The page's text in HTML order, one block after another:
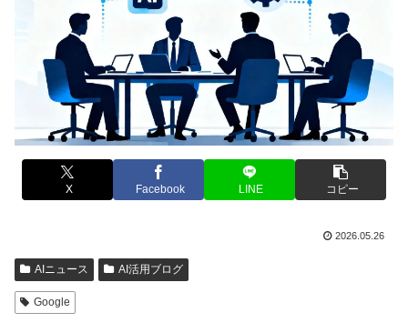
X Facebook LINE コピー
2026.05.26
AIニュース AI活用ブログ
Google